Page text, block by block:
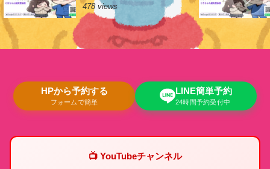
478 views
HPから予約する
フォームで簡単
LINE簡単予約
24時間予約受付中
📺 YouTubeチャンネル